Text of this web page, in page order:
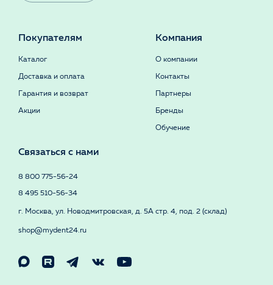
Покупателям
Каталог
Доставка и оплата
Гарантия и возврат
Акции
Компания
О компании
Контакты
Партнеры
Бренды
Обучение
Связаться с нами
8 800 775-56-24
8 495 510-56-34
г. Москва, ул. Новодмитровская, д. 5А стр. 4, под. 2 (склад)
shop@mydent24.ru